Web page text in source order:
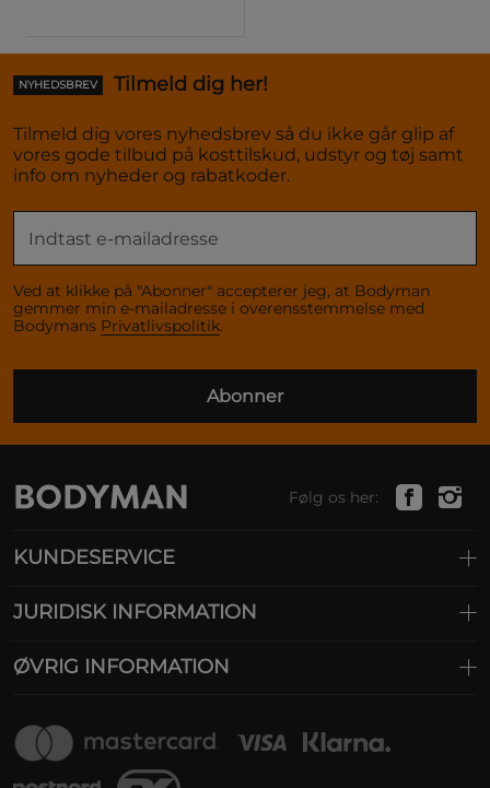
NYHEDSBREV Tilmeld dig her!
Tilmeld dig vores nyhedsbrev så du ikke går glip af
vores gode tilbud på kosttilskud, udstyr og tøj samt
info om nyheder og rabatkoder.
Ved at klikke på "Abonner" accepterer jeg, at Bodyman
gemmer min e-mailadresse i overensstemmelse med
Bodymans Privatlivspolitik.
Abonner
Følg os her:
KUNDESERVICE
JURIDISK INFORMATION
ØVRIG INFORMATION